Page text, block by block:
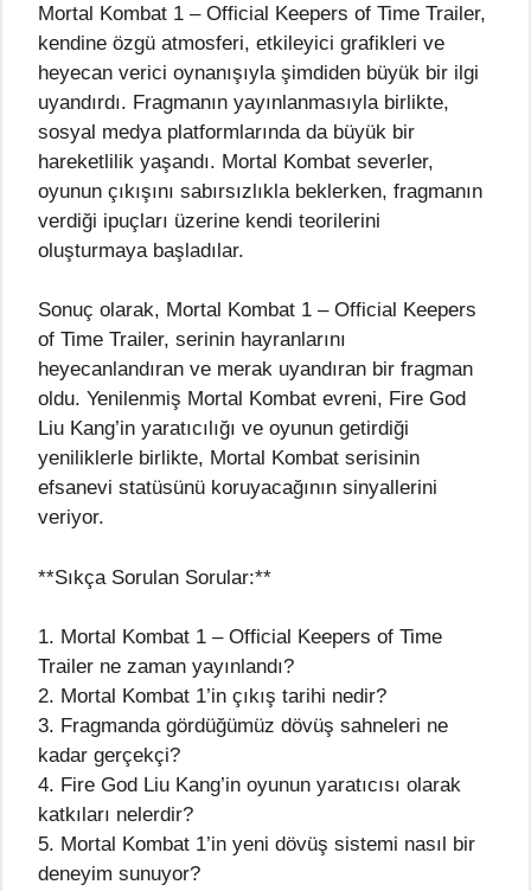
Mortal Kombat 1 – Official Keepers of Time Trailer,
kendine özgü atmosferi, etkileyici grafikleri ve
heyecan verici oynanışıyla şimdiden büyük bir ilgi
uyandırdı. Fragmanın yayınlanmasıyla birlikte,
sosyal medya platformlarında da büyük bir
hareketlilik yaşandı. Mortal Kombat severler,
oyunun çıkışını sabırsızlıkla beklerken, fragmanın
verdiği ipuçları üzerine kendi teorilerini
oluşturmaya başladılar.
Sonuç olarak, Mortal Kombat 1 – Official Keepers
of Time Trailer, serinin hayranlarını
heyecanlandıran ve merak uyandıran bir fragman
oldu. Yenilenmiş Mortal Kombat evreni, Fire God
Liu Kang’in yaratıcılığı ve oyunun getirdiği
yeniliklerle birlikte, Mortal Kombat serisinin
efsanevi statüsünü koruyacağının sinyallerini
veriyor.
**Sıkça Sorulan Sorular:**
1. Mortal Kombat 1 – Official Keepers of Time
Trailer ne zaman yayınlandı?
2. Mortal Kombat 1’in çıkış tarihi nedir?
3. Fragmanda gördüğümüz dövüş sahneleri ne
kadar gerçekçi?
4. Fire God Liu Kang’in oyunun yaratıcısı olarak
katkıları nelerdir?
5. Mortal Kombat 1’in yeni dövüş sistemi nasıl bir
deneyim sunuyor?